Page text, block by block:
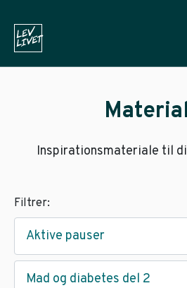
Inspirationsmateriale til
Filtrer:
Aktive pauser
Mad og diabetes del 2